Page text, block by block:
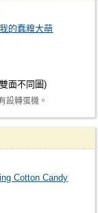
的蠢糗大萌
面不同圖)
設轉蛋機。
Cotton Candy